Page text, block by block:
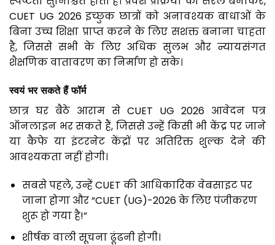
CUET UG 2026 इच्छुक छात्रों को अनावश्यक बाधाओं के
बिना उच्च शिक्षा प्राप्त करने के लिए सशक्त बनाना चाहता
है, जिससे सभी के लिए अधिक सुलभ और न्यायसंगत
शैक्षणिक वातावरण का निर्माण हो सके।
स्वयंभरसकतेहैंफॉर्म
छात्र घर बैठे आराम से CUET UG 2026 आवेदन पत्र
ऑनलाइन भर सकते हैं, जिससे उन्हें किसी भी केंद्र पर जाने
या कैफे या इंटरनेट केंद्रों पर अतिरिक्त शुल्क देने की
आवश्यकता नहीं होगी।
सबसे पहले, उन्हें CUET की आधिकारिक वेबसाइट पर
जाना होगा और “CUET (UG)-2026 के लिए पंजीकरण
शुरू हो गया है!”
शीर्षक वाली सूचना ढूंढनी होगी।